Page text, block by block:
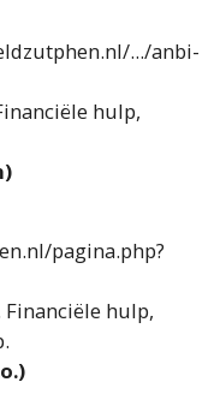
.../anbi-
hulp,
pagina.php?
hulp,